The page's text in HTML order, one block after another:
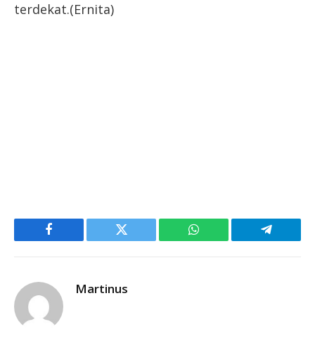
terdekat.(Ernita)
Facebook Twitter WhatsApp Telegram
Martinus